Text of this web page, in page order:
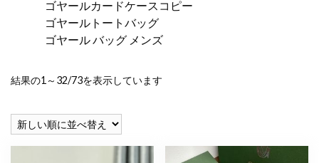
ゴヤールカードケースコピー
ゴヤールトートバッグ
ゴヤール バッグ メンズ
結果の1～32/73を表示しています